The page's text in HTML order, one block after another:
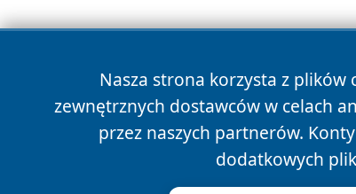
Nasza strona korzysta z plików
zewnętrznych dostawców w celach
przez naszych partnerów.
dodatkowych